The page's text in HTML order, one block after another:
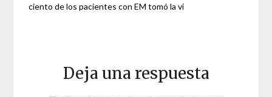
ciento de los pacientes con EM tomó la vi
Deja una respuesta